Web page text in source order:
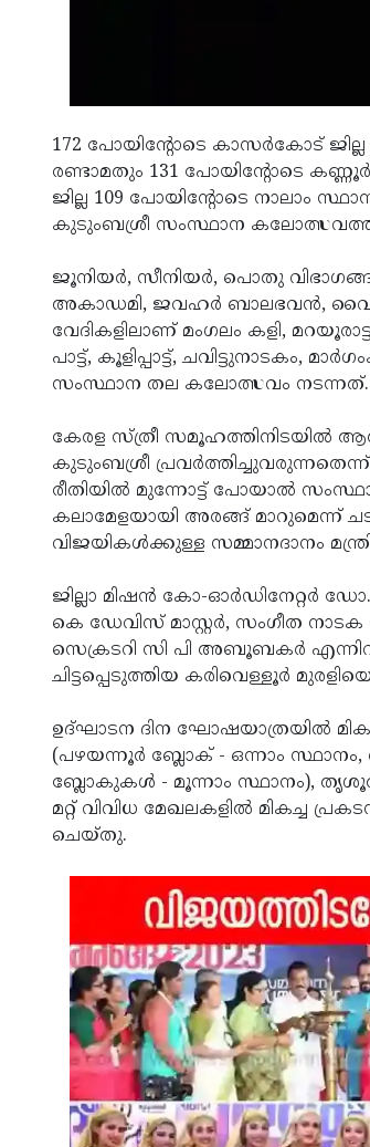
172 പോയിന്റോടെ കാസര്‍കോട്
രണ്ടാമതും 131 പോയിന്റോടെ
ജില്ല 109 പോയിന്റോടെ നാലാം
കുടുംബശ്രീ സംസ്ഥാന
ജൂനിയര്‍, സീനിയര്‍, പൊതു
അകാഡമി, ജവഹര്‍ ബാലഭവന്‍,
വേദികളിലാണ് മംഗലം കളി,
പാട്ട്, കൂളിപ്പാട്ട്, ചവിട്ടുനാടകം,
സംസ്ഥാന തല കലോത്സവം നടന്നത്.
കേരള സ്ത്രീ സമൂഹത്തിനിടയില്‍
കുടുംബശ്രീ
രീതിയിൽ മുന്നോട്ട് പോയാൽ
കലാമേളയായി അരങ്ങ്
വിജയികള്‍ക്കുള്ള സമ്മാനദാനം
ജില്ലാ മിഷന്‍ കോ-ഓര്‍ഡിനേറ്റര്‍
കെ ഡേവിസ് മാസ്റ്റര്‍, സംഗീത
സെക്രടറി സി പി അബൂബകര്‍
ചിട്ടപ്പെടുത്തിയ കരിവെള്ളൂര്‍
ഉദ്ഘാടന ദിന ഘോഷയാത്രയില്‍
(പഴയന്നൂര്‍ ബ്ലോക് - ഒന്നാം സ്ഥാനം,
ബ്ലോകുകള്‍ - മൂന്നാം സ്ഥാനം), തൃശൂര്‍
മറ്റ് വിവിധ മേഖലകളില്‍ മികച്ച
ചെയ്തു.